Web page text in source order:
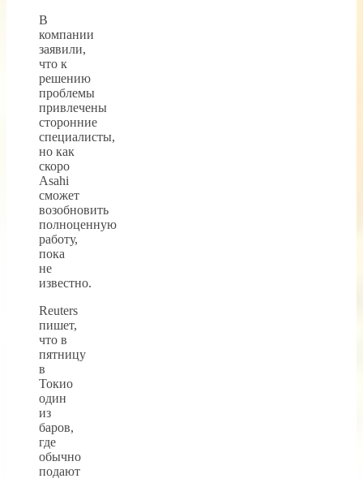
В
компании
заявили,
что к
решению
проблемы
привлечены
сторонние
специалисты,
но как
скоро
Asahi
сможет
возобновить
полноценную
работу,
пока
не
известно.
Reuters
пишет,
что в
пятницу
в
Токио
один
из
баров,
где
обычно
подают